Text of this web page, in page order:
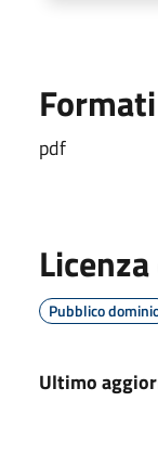
pdf
Pubblico
Ultimo